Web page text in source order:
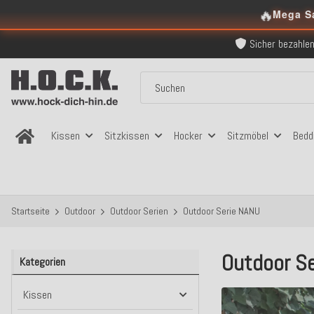
🔥Mega
Über 120.000
Sicher
Kostenloser Versand
Über 120.000
Kostenloser Versand
Kissen Sitzkissen Hocker Sitzmöbel
Startseite Outdoor Outdoor Serien Outdoor Serie NANU
Outdoor
Kategorien
Kissen